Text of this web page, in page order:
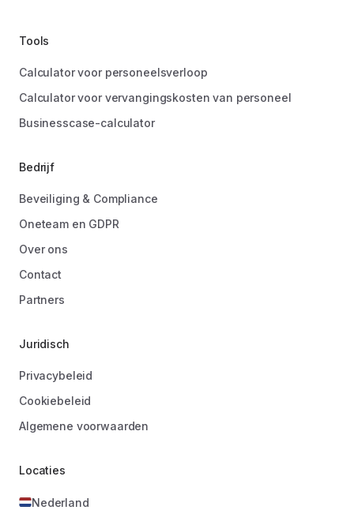
Tools
Calculator voor personeelsverloop
Calculator voor vervangingskosten van personeel
Businesscase-calculator
Bedrijf
Beveiliging & Compliance
Oneteam en GDPR
Over ons
Contact
Partners
Juridisch
Privacybeleid
Cookiebeleid
Algemene voorwaarden
Locaties
Nederland